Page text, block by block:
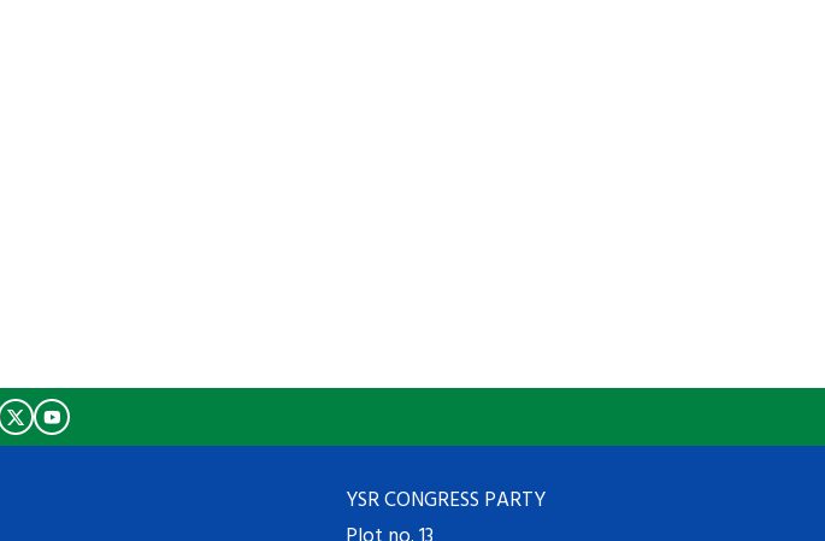
YSR CONGRESS PARTY